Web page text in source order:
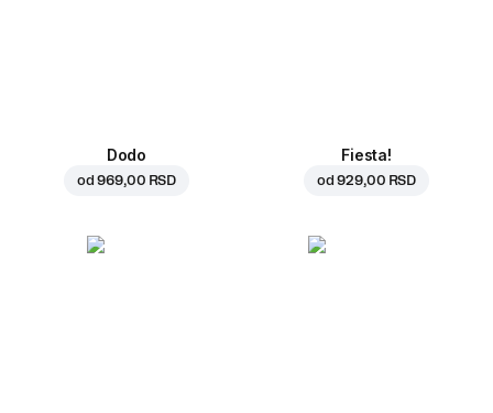
Dodo
od969,00 RSD
Fiesta!
od929,00 RSD